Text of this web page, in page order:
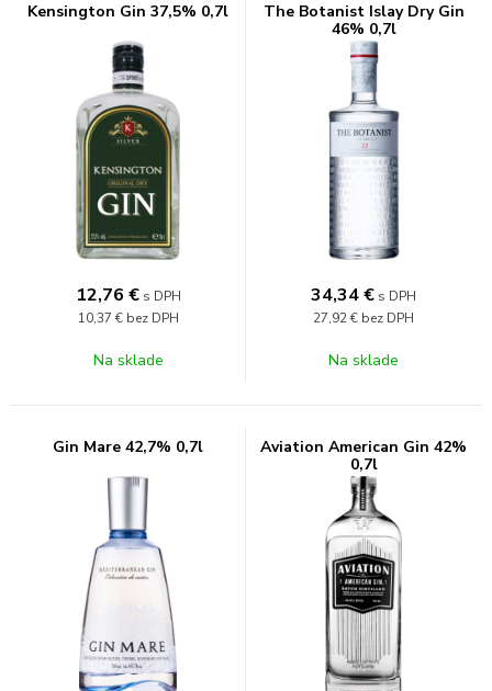
Kensington Gin 37,5% 0,7l
12,76 € s DPH
10,37 € bez DPH
Na sklade
The Botanist Islay Dry Gin
46% 0,7l
34,34€ s DPH
27,92 € bez DPH
Na sklade
Gin Mare 42,7% 0,7l
Aviation American Gin 42%
0,7l